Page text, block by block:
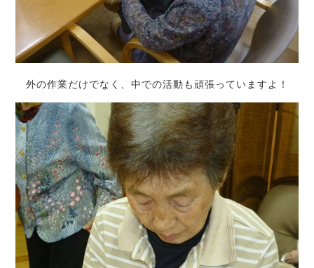
外の作業だけでなく、中での活動も頑張っていますよ！